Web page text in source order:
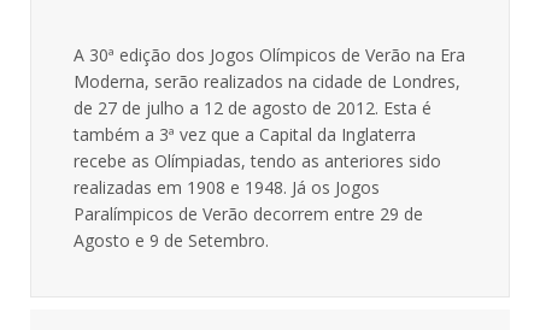
A 30ª edição dos Jogos Olímpicos de Verão na Era
Moderna, serão realizados na cidade de Londres,
de 27 de julho a 12 de agosto de 2012. Esta é
também a 3ª vez que a Capital da Inglaterra
recebe as Olímpiadas, tendo as anteriores sido
realizadas em 1908 e 1948. Já os Jogos
Paralímpicos de Verão decorrem entre 29 de
Agosto e 9 de Setembro.